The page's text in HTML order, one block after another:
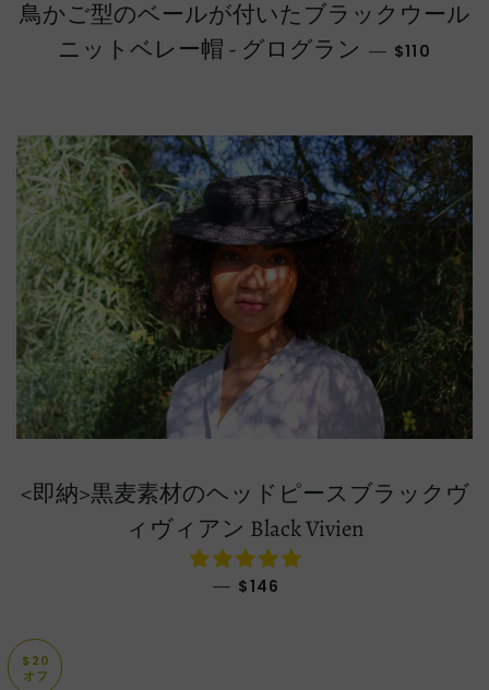
鳥かご型のベールが付いたブラックウール
ニットベレー帽 - グログラン — 通常価格
$110
<即納>黒麦素材のヘッドピースブラックヴ
ィヴィアン Black Vivien
— 通常価格
$146
$20
オフ